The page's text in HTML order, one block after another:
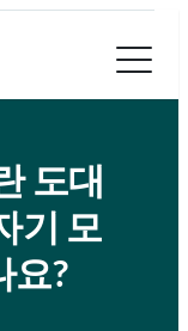
도대
기 모
요?